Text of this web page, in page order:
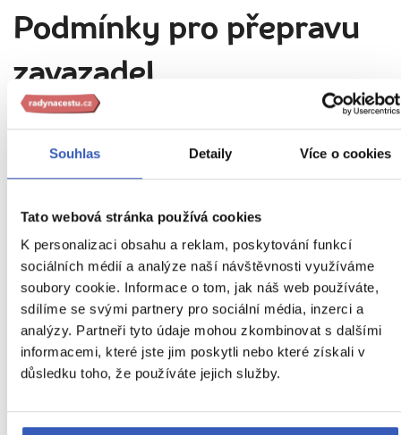
Souhlas Detaily Více o cookies
Tato webová stránka používá cookies
K personalizaci obsahu a reklam, poskytování funkcí
sociálních médií a analýze naší návštěvnosti využíváme
soubory cookie. Informace o tom, jak náš web používáte,
sdílíme se svými partnery pro sociální média, inzerci a
analýzy. Partneři tyto údaje mohou zkombinovat s dalšími
informacemi, které jste jim poskytli nebo které získali v
důsledku toho, že používáte jejich služby.
Podmínky pro přepravu
zavazadel
5
kg 40cm
30 cm 20cm
10
40cm 20cm
20
kg